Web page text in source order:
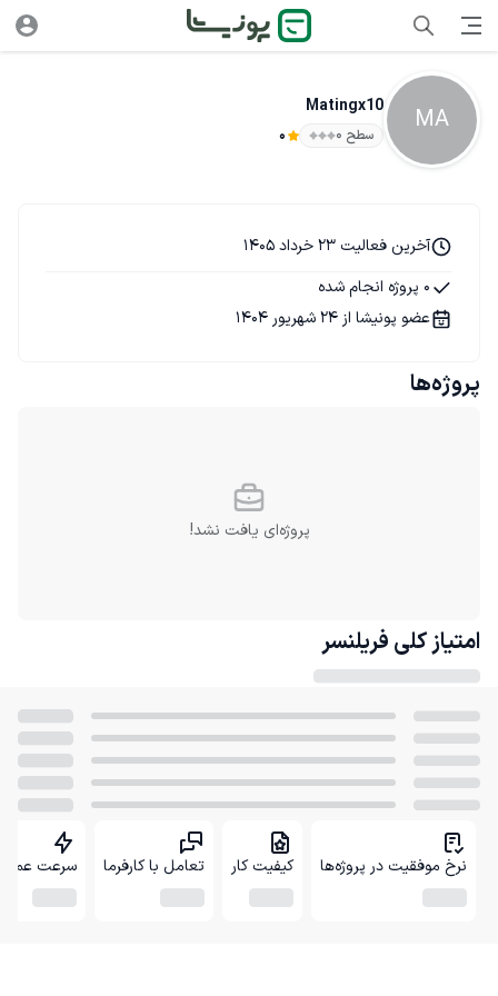
MA
Matingx10
سطح ۰ 0
آخرین فعالیت 23 خرداد 1405
0 پروژه انجام شده
عضو پونیشا از 24 شهریور 1404
پروژه‌ها
پروژه‌ای یافت نشد!
امتیاز کلی فریلنسر
نرخ موفقیت در پروژه‌ها کیفیت کار تعامل با کارفرما سرعت عمل